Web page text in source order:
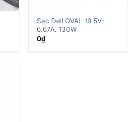
Sạc Dell OVAL 19.5V-
6.67A. 130W
0₫